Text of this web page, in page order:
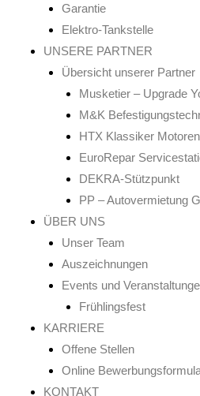
Garantie
Elektro-Tankstelle
UNSERE PARTNER
Übersicht unserer Partner
Musketier – Upgrade
M&K
HTX Klassiker
EuroRepar
DEKRA-Stützpunkt
PP – Autovermietung
ÜBER UNS
Unser Team
Auszeichnungen
Events und
Frühlingsfest
KARRIERE
Offene Stellen
Online
KONTAKT